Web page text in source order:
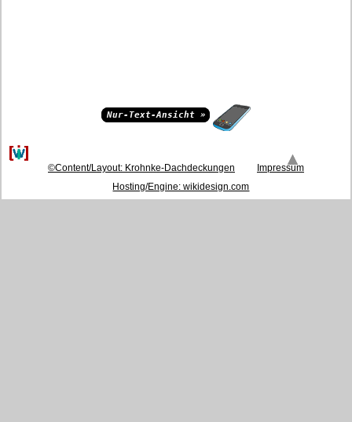
Nur-Text-Ansicht »
©Content/Layout: Krohnke-Dachdeckungen
Impressum
Hosting/Engine: wikidesign.com